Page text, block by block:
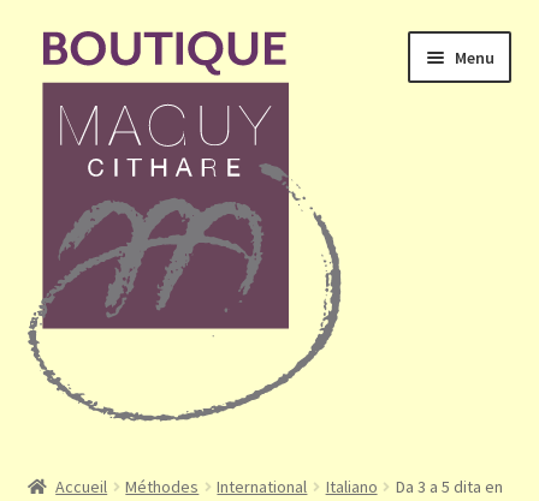
Aller
navigation
Aller
contenu
Menu
Accueil Méthodes International Italiano
Da 3 a 5 dita en